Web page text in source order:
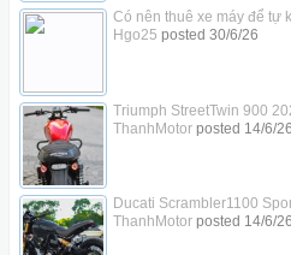
Có nên thuê xe máy để tự
Hgo25 posted 30/6/26
Triumph StreetTwin 900
ThanhMotorposted 14/6/26
Ducati Scrambler1100
ThanhMotorposted 14/6/26